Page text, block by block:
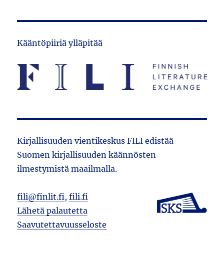
Kääntöpiiriä ylläpitää
Kirjallisuuden vientikeskus FILI edistää
Suomen kirjallisuuden käännösten
ilmestymistä maailmalla.
fili@finlit.fi,fili.fi
Lähetä palautetta
Saavutettavuusseloste